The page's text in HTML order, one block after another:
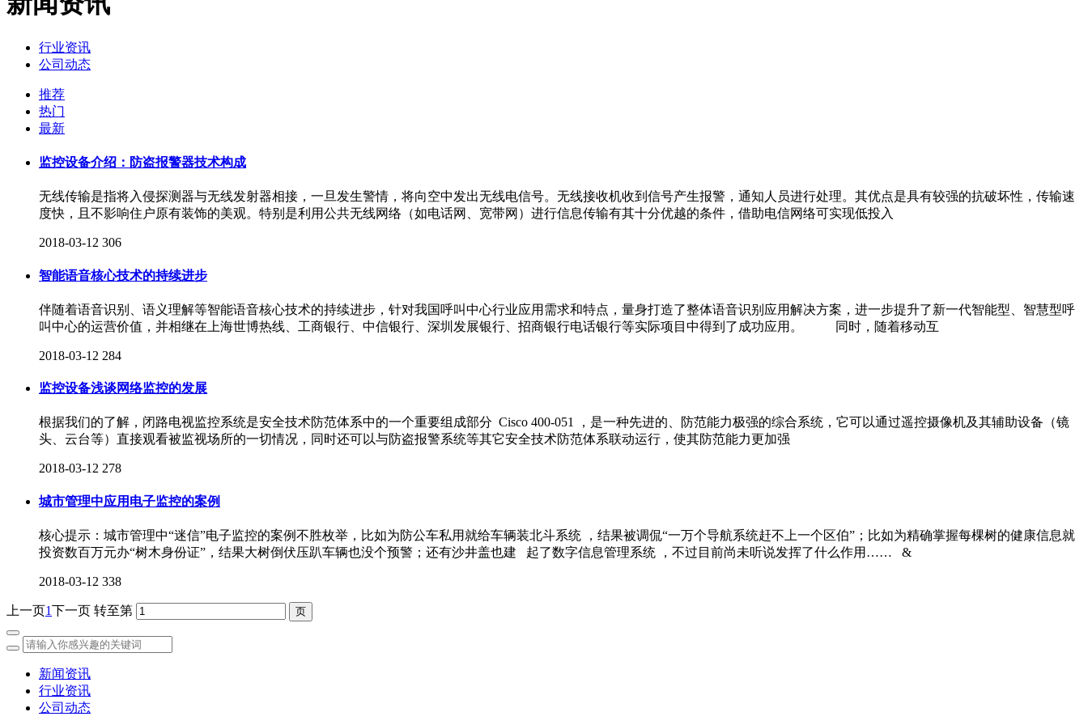
行业资讯
公司动态
推荐
热门
最新
监控设备介绍：防盗报警器技术构成
无线传输是指将入侵探测器与无线发射器相接，一旦发生警情，将向空中发出无线电信号。无线接收机收到信号产生报警，通知人员进行处理。其优点是具有较强的抗破坏性，传输速
度快，且不影响住户原有装饰的美观。特别是利用公共无线网络（如电话网、宽带网）进行信息传输有其十分优越的条件，借助电信网络可实现低投入
2018-03-12 306
智能语音核心技术的持续进步
伴随着语音识别、语义理解等智能语音核心技术的持续进步，针对我国呼叫中心行业应用需求和特点，量身打造了整体语音识别应用解决方案，进一步提升了新一代智能型、智慧型呼
叫中心的运营价值，并相继在上海世博热线、工商银行、中信银行、深圳发展银行、招商银行电话银行等实际项目中得到了成功应用。 同时，随着移动互
2018-03-12 284
监控设备浅谈网络监控的发展
根据我们的了解，闭路电视监控系统是安全技术防范体系中的一个重要组成部分 Cisco 400-051 ，是一种先进的、防范能力极强的综合系统，它可以通过遥控摄像机及其辅助设备（镜
头、云台等）直接观看被监视场所的一切情况，同时还可以与防盗报警系统等其它安全技术防范体系联动运行，使其防范能力更加强
2018-03-12 278
城市管理中应用电子监控的案例
核心提示：城市管理中“迷信”电子监控的案例不胜枚举，比如为防公车私用就给车辆装北斗系统 ，结果被调侃“一万个导航系统赶不上一个区伯”；比如为精确掌握每棵树的健康信息就
投资数百万元办“树木身份证”，结果大树倒伏压趴车辆也没个预警；还有沙井盖也建 起了数字信息管理系统 ，不过目前尚未听说发挥了什么作用…… &
2018-03-12 338
上一页1下一页 转至第
新闻资讯
行业资讯
公司动态